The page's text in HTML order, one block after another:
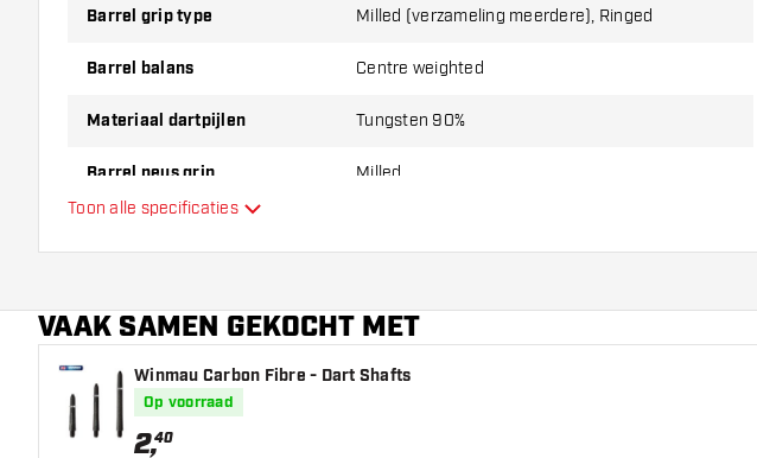
Barrel grip type Milled (verzameling meerdere), Ringed
Barrel balans Centre weighted
Materiaal dartpijlen Tungsten 90%
Barrel neus grip Milled
Barrel neus vorm
Barrel gripzone
Barrel vorm
Toon alle specificaties
VAAK SAMEN GEKOCHT MET
Winmau Carbon Fibre - Dart Shafts
Op voorraad
2,40